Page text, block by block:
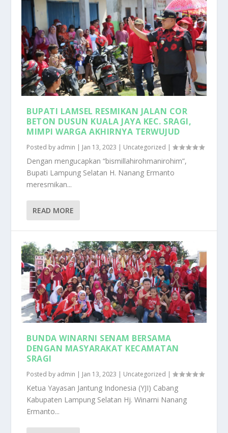
BUPATI LAMSEL RESMIKAN JALAN COR
BETON DUSUN KUALA JAYA KEC. SRAGI,
MIMPI WARGA AKHIRNYA TERWUJUD
Posted by admin | Jan 13, 2023 | Uncategorized |
Dengan mengucapkan “bismillahirohmanirohim”,
Bupati Lampung Selatan H. Nanang Ermanto
meresmikan...
READ MORE
BUNDA WINARNI SENAM BERSAMA
DENGAN MASYARAKAT KECAMATAN
SRAGI
Posted by admin | Jan 13, 2023 | Uncategorized |
Ketua Yayasan Jantung Indonesia (YJI) Cabang
Kabupaten Lampung Selatan Hj. Winarni Nanang
Ermanto...